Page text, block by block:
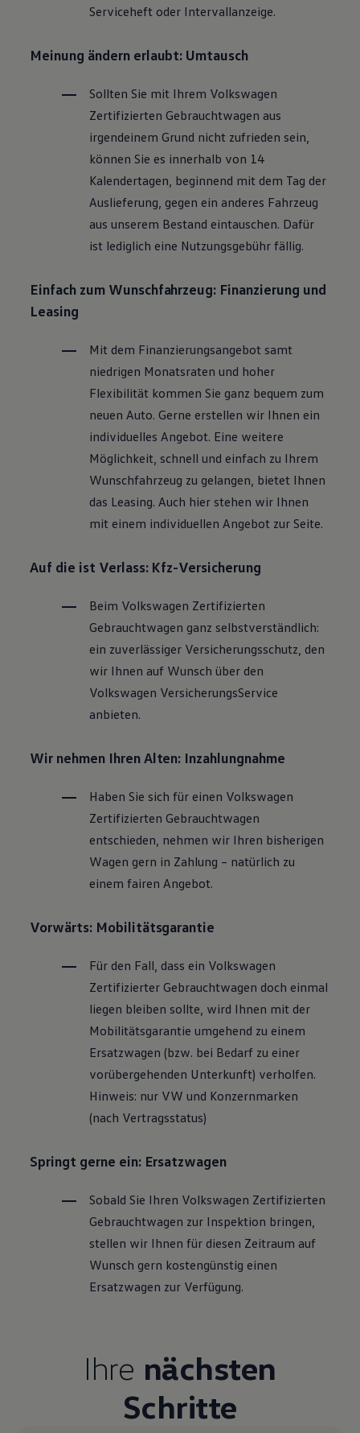
Magazin
Familie
Volkswagen R
Pannen- und Unfallhilfe
Volkswagen Kundenbetreuung
Serviceheft oder Intervallanzeige.
Meinung ändern erlaubt: Umtausch
Sollten Sie mit Ihrem Volkswagen
Zertifizierten Gebrauchtwagen aus
irgendeinem Grund nicht zufrieden sein,
können Sie es innerhalb von 14
Kalendertagen, beginnend mit dem Tag der
Auslieferung, gegen ein anderes Fahrzeug
aus unserem Bestand eintauschen. Dafür
ist lediglich eine Nutzungsgebühr fällig.
Einfach zum Wunschfahrzeug: Finanzierung und
Leasing
Mit dem Finanzierungsangebot samt
niedrigen Monatsraten und hoher
Flexibilität kommen Sie ganz bequem zum
neuen Auto. Gerne erstellen wir Ihnen ein
individuelles Angebot. Eine weitere
Möglichkeit, schnell und einfach zu Ihrem
Wunschfahrzeug zu gelangen, bietet Ihnen
das Leasing. Auch hier stehen wir Ihnen
mit einem individuellen Angebot zur Seite.
Auf die ist Verlass: Kfz-Versicherung
Beim Volkswagen Zertifizierten
Gebrauchtwagen ganz selbstverständlich:
ein zuverlässiger Versicherungsschutz, den
wir Ihnen auf Wunsch über den
Volkswagen VersicherungsService
anbieten.
Wir nehmen Ihren Alten: Inzahlungnahme
Haben Sie sich für einen Volkswagen
Zertifizierten Gebrauchtwagen
entschieden, nehmen wir Ihren bisherigen
Wagen gern in Zahlung – natürlich zu
einem fairen Angebot.
Vorwärts: Mobilitätsgarantie
Für den Fall, dass ein Volkswagen
Zertifizierter Gebrauchtwagen doch einmal
liegen bleiben sollte, wird Ihnen mit der
Mobilitätsgarantie umgehend zu einem
Ersatzwagen (bzw. bei Bedarf zu einer
vorübergehenden Unterkunft) verholfen.
Hinweis: nur VW und Konzernmarken
(nach Vertragsstatus)
Springt gerne ein: Ersatzwagen
Sobald Sie Ihren Volkswagen Zertifizierten
Gebrauchtwagen zur Inspektion bringen,
stellen wir Ihnen für diesen Zeitraum auf
Wunsch gern kostengünstig einen
Ersatzwagen zur Verfügung.
Ihre nächsten
Schritte